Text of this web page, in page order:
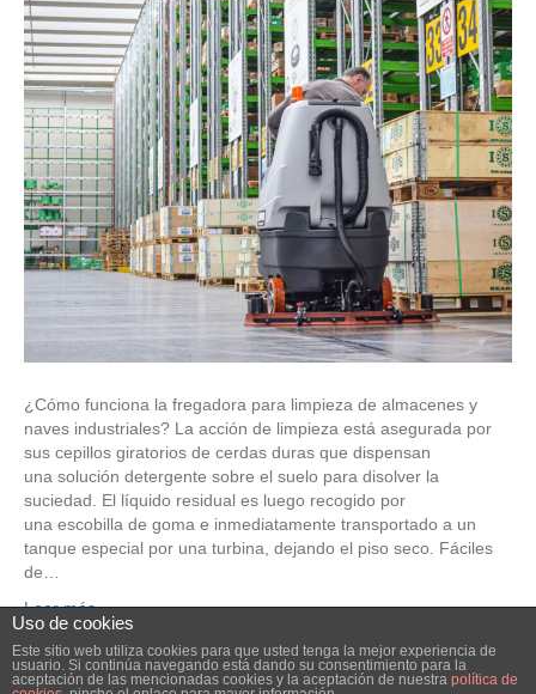
¿Cómo funciona la fregadora para limpieza de almacenes y
naves industriales? La acción de limpieza está asegurada por
sus cepillos giratorios de cerdas duras que dispensan
una solución detergente sobre el suelo para disolver la
suciedad. El líquido residual es luego recogido por
una escobilla de goma e inmediatamente transportado a un
tanque especial por una turbina, dejando el piso seco. Fáciles
de…
Leer más
© 2026 Elube. Aspiración y Filtración Industrial. |Powered byBeaver
Uso de cookies
Este sitio web utiliza cookies para que usted tenga la mejor experiencia de
usuario. Si continúa navegando está dando su consentimiento para la
aceptación de las mencionadas cookies y la aceptación de nuestra política de